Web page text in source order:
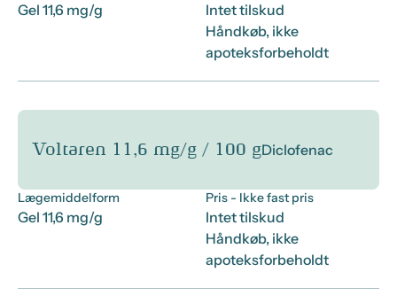
Gel 11,6 mg/g
Intet tilskud
Håndkøb, ikke
apoteksforbeholdt
Voltaren 11,6 mg/g / 100 gDiclofenac
Lægemiddelform
Gel 11,6 mg/g
Pris - Ikke fast pris
Intet tilskud
Håndkøb, ikke
apoteksforbeholdt